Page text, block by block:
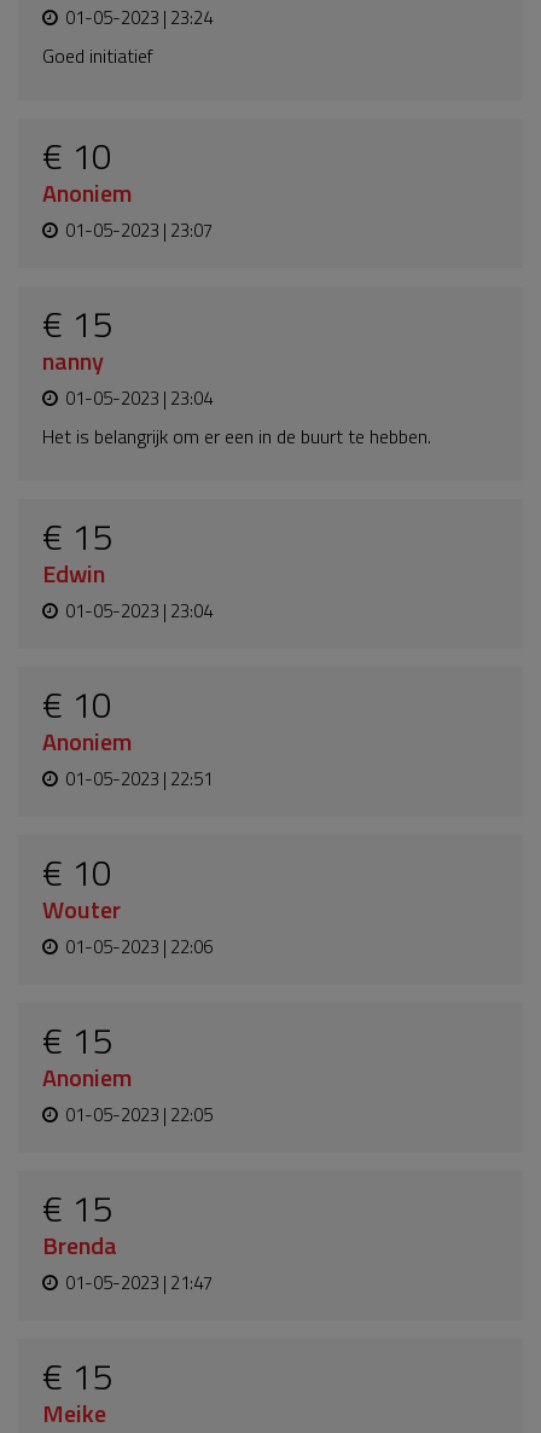
01-05-2023 | 23:24
Goed initiatief
€ 10
Anoniem
01-05-2023 | 23:07
€ 15
nanny
01-05-2023 | 23:04
Het is belangrijk om er een in de buurt te hebben.
€ 15
Edwin
01-05-2023 | 23:04
€ 10
Anoniem
01-05-2023 | 22:51
€ 10
Wouter
01-05-2023 | 22:06
€ 15
Anoniem
01-05-2023 | 22:05
€ 15
Brenda
01-05-2023 | 21:47
€ 15
Meike